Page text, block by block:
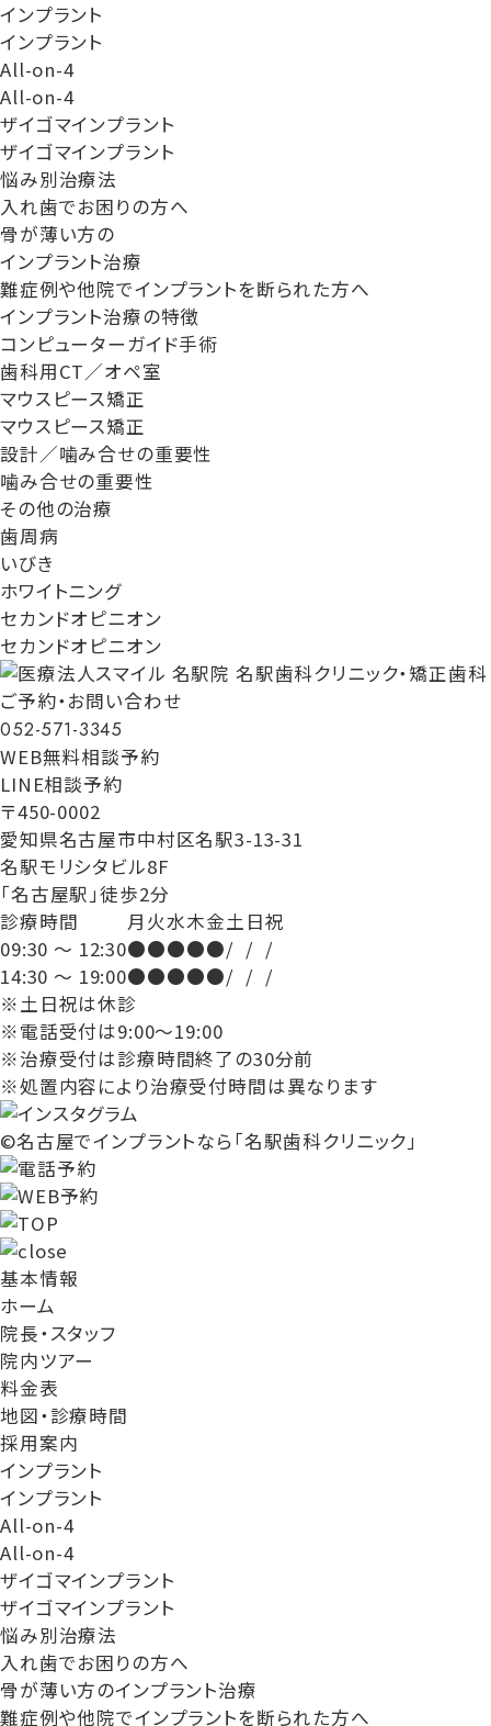
インプラント
インプラント
All-on-4
All-on-4
ザイゴマインプラント
ザイゴマインプラント
悩み別治療法
入れ歯でお困りの方へ
骨が薄い方の
インプラント治療
難症例や他院でインプラントを断られた方へ
インプラント治療の特徴
コンピューターガイド手術
歯科用CT／オペ室
マウスピース矯正
マウスピース矯正
設計／噛み合せの重要性
噛み合せの重要性
その他の治療
歯周病
いびき
ホワイトニング
セカンドオピニオン
セカンドオピニオン
ご予約・お問い合わせ
052-571-3345
WEB無料相談予約
LINE相談予約
〒450-0002
愛知県名古屋市中村区名駅3-13-31
名駅モリシタビル8F
「名古屋駅」徒歩2分
診療時間
月 火水木金土 日祝
09:30 ～ 12:30●●●●●/ / /
14:30 ～ 19:00●●●●●/ / /
※土日祝は休診
※電話受付は9:00～19:00
※治療受付は診療時間終了の30分前
※処置内容により治療受付時間は異なります
©名古屋でインプラントなら「名駅歯科クリニック」
基本情報
ホーム
院長・スタッフ
院内ツアー
料金表
地図・診療時間
採用案内
インプラント
インプラント
All-on-4
All-on-4
ザイゴマインプラント
ザイゴマインプラント
悩み別治療法
入れ歯でお困りの方へ
骨が薄い方のインプラント治療
難症例や他院でインプラントを断られた方へ